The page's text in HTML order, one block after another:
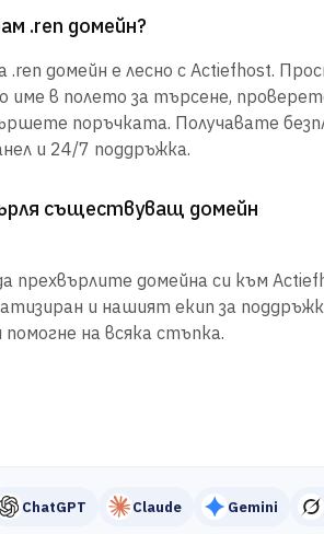
.ren домейн?
домейн е лесно с Actiefhost.
име в полето за търсене,
поръчката. Получавате
и 24/7 поддръжка.
съществуващ домейн
прехвърлите домейна си към
и нашият екип за
на всяка стъпка.
ChatGPT Claude Gemini